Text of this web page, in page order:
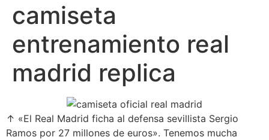
camiseta
entrenamiento real
madrid replica
↑ «El Real Madrid ficha al defensa sevillista Sergio
Ramos por 27 millones de euros». Tenemos mucha